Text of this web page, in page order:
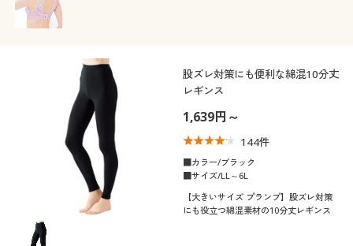
股ズレ対策にも便利な綿混10分丈
レギンス
1,639円～
144件
■カラー/ブラック
■サイズ/LL～6L
【大きいサイズ プランプ】股ズレ対策
にも役立つ綿混素材の10分丈レギンス